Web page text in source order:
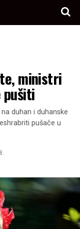
ministri
pušiti
duhan i duhanske
pušače u